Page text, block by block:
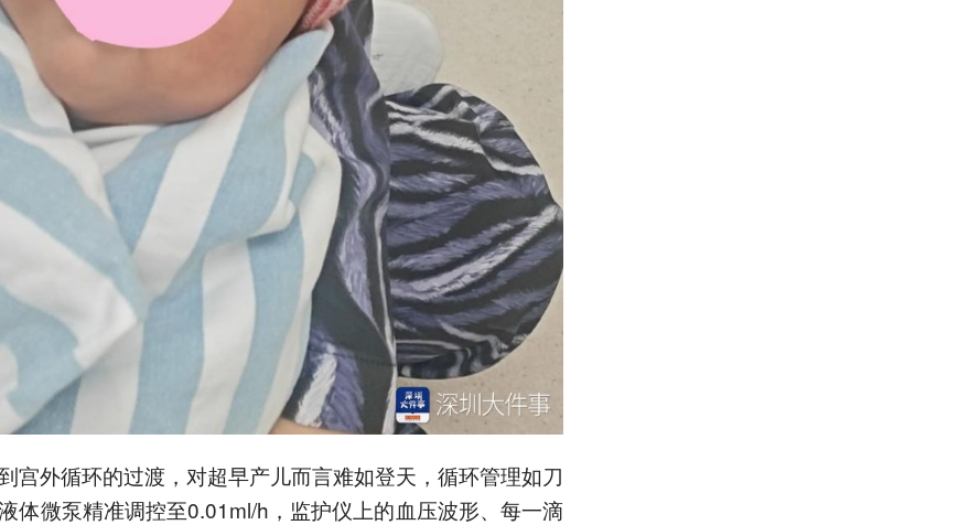
宫外循环的过渡，对超早产儿而言难如登天，循环管理如刀
体微泵精准调控至0.01ml/h，监护仪上的血压波形、每一滴